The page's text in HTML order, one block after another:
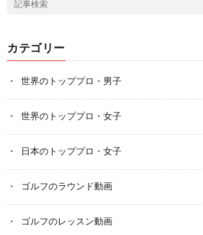
カテゴリー
世界のトッププロ・男子
世界のトッププロ・女子
日本のトッププロ・女子
ゴルフのラウンド動画
ゴルフのレッスン動画